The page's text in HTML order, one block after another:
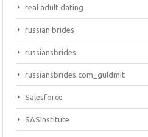
real adult dating
russian brides
russiansbrides
russiansbrides.com_guldmit
Salesforce
SASInstitute